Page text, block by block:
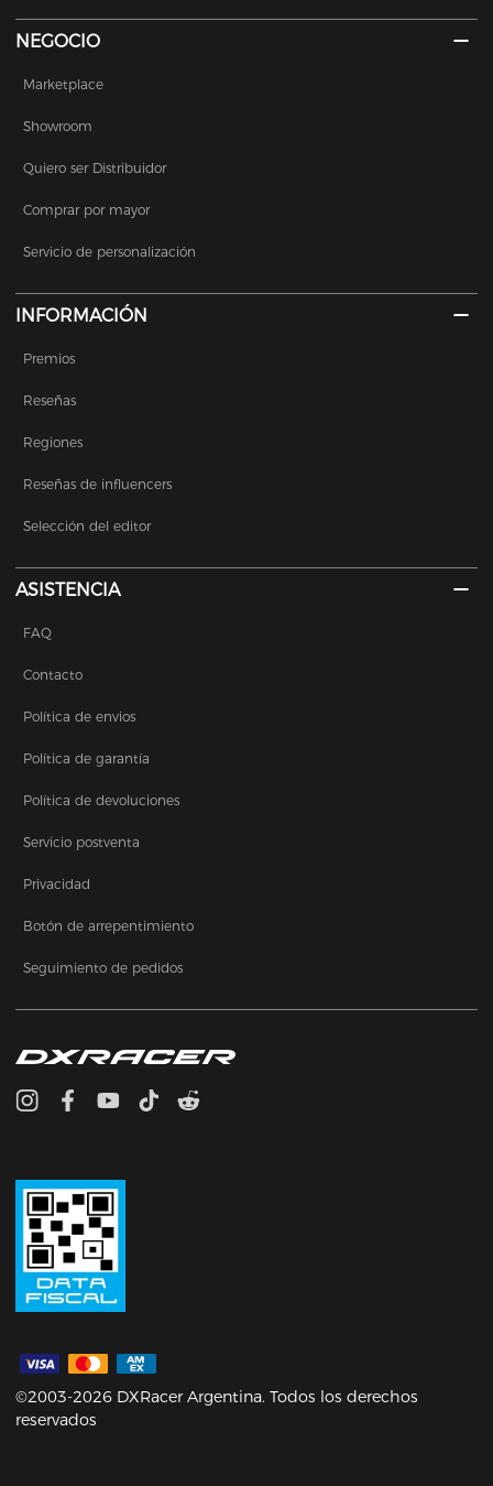
NEGOCIO
Marketplace
Showroom
Quiero ser Distribuidor
Comprar por mayor
Servicio de personalización
INFORMACIÓN
Premios
Reseñas
Regiones
Reseñas de influencers
Selección del editor
ASISTENCIA
FAQ
Contacto
Política de envios
Política de garantía
Política de devoluciones
Servicio postventa
Privacidad
Botón de arrepentimiento
Seguimiento de pedidos
©2003-2026 DXRacer Argentina. Todos los derechos
reservados